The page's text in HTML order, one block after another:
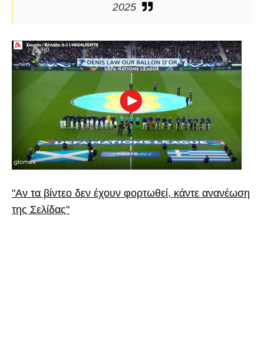
2025
"Αν τα βίντεο δεν έχουν φορτωθεί, κάντε ανανέωση
της Σελίδας"